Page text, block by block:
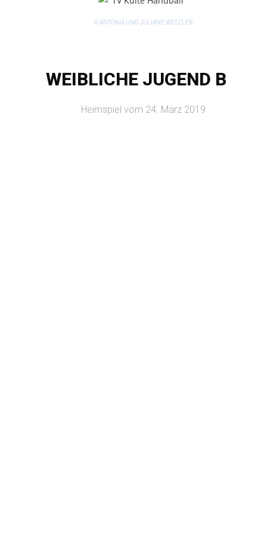
© ANTONIA UND JULIANE WETZLER
WEIBLICHE JUGEND B
Heimspiel vom 24. März 2019